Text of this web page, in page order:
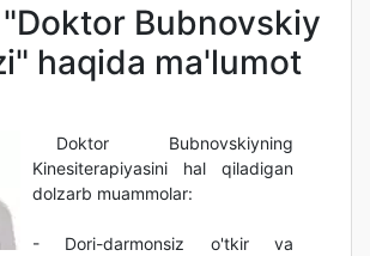
Bubnovskiy
haqida ma'lumot
Doktor Bubnovskiyning
Kinesiterapiyasini hal qiladigan
dolzarb muammolar:
- Dori-darmonsiz o'tkir va